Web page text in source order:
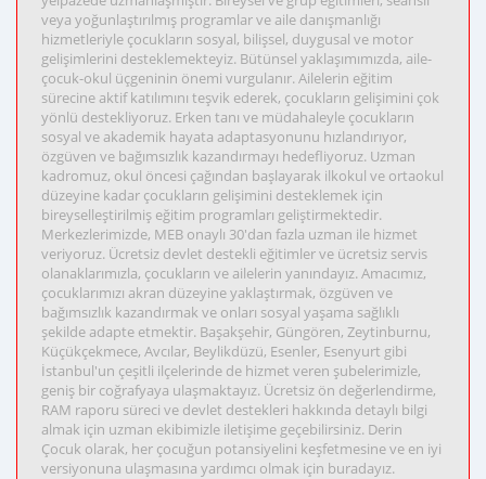
veya yoğunlaştırılmış programlar ve aile danışmanlığı
hizmetleriyle çocukların sosyal, bilişsel, duygusal ve motor
gelişimlerini desteklemekteyiz. Bütünsel yaklaşımımızda, aile-
çocuk-okul üçgeninin önemi vurgulanır. Ailelerin eğitim
sürecine aktif katılımını teşvik ederek, çocukların gelişimini çok
yönlü destekliyoruz. Erken tanı ve müdahaleyle çocukların
sosyal ve akademik hayata adaptasyonunu hızlandırıyor,
özgüven ve bağımsızlık kazandırmayı hedefliyoruz. Uzman
kadromuz, okul öncesi çağından başlayarak ilkokul ve ortaokul
düzeyine kadar çocukların gelişimini desteklemek için
bireyselleştirilmiş eğitim programları geliştirmektedir.
Merkezlerimizde, MEB onaylı 30'dan fazla uzman ile hizmet
veriyoruz. Ücretsiz devlet destekli eğitimler ve ücretsiz servis
olanaklarımızla, çocukların ve ailelerin yanındayız. Amacımız,
çocuklarımızı akran düzeyine yaklaştırmak, özgüven ve
bağımsızlık kazandırmak ve onları sosyal yaşama sağlıklı
şekilde adapte etmektir. Başakşehir, Güngören, Zeytinburnu,
Küçükçekmece, Avcılar, Beylikdüzü, Esenler, Esenyurt gibi
İstanbul'un çeşitli ilçelerinde de hizmet veren şubelerimizle,
geniş bir coğrafyaya ulaşmaktayız. Ücretsiz ön değerlendirme,
RAM raporu süreci ve devlet destekleri hakkında detaylı bilgi
almak için uzman ekibimizle iletişime geçebilirsiniz. Derin
Çocuk olarak, her çocuğun potansiyelini keşfetmesine ve en iyi
versiyonuna ulaşmasına yardımcı olmak için buradayız.